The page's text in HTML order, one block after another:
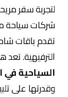
لتجربة سفر
شركات سياحة
تقدم باقات
الترفيهية.
السياحية في
وقدرتها على